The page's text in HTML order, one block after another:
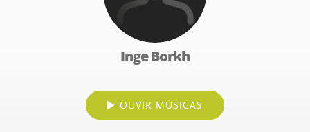
Inge Borkh
OUVIR MÚSICAS